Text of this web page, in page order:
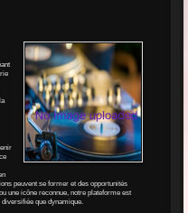
peuvent se former et des opportunités
une icône reconnue, notre plateforme est
que dynamique.